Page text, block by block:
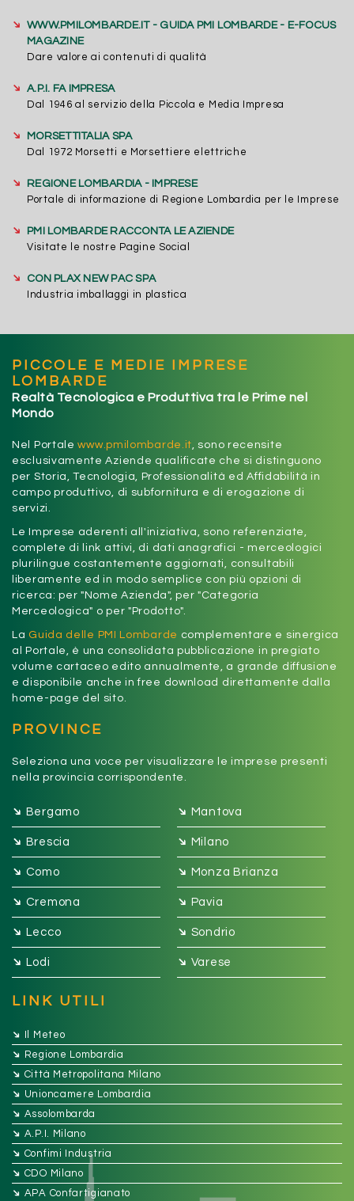
➔
WWW.PMILOMBARDE.IT - GUIDA PMI LOMBARDE - E-FOCUS
MAGAZINE
Dare valore ai contenuti di qualità
➔
A.P.I. FA IMPRESA
Dal 1946 al servizio della Piccola e Media Impresa
➔
MORSETTITALIA SPA
Dal 1972 Morsetti e Morsettiere elettriche
➔
REGIONE LOMBARDIA - IMPRESE
Portale di informazione di Regione Lombardia per le Imprese
➔
PMI LOMBARDE RACCONTA LE AZIENDE
Visitate le nostre Pagine Social
➔
CON PLAX NEW PAC SPA
Industria imballaggi in plastica
PICCOLE E MEDIE IMPRESE
LOMBARDE
Realtà Tecnologica e Produttiva tra le Prime nel
Mondo
Nel Portalewww.pmilombarde.it, sono recensite
esclusivamente Aziende qualificate che si distinguono
per Storia, Tecnologia, Professionalità ed Affidabilità in
campo produttivo, di subfornitura e di erogazione di
servizi.
Le Imprese aderenti all'iniziativa, sono referenziate,
complete di link attivi, di dati anagrafici - merceologici
plurilingue costantemente aggiornati, consultabili
liberamente ed in modo semplice con più opzioni di
ricerca: per "Nome Azienda", per "Categoria
Merceologica" o per "Prodotto".
La Guida delle PMI Lombarde complementare e sinergica
al Portale, è una consolidata pubblicazione in pregiato
volume cartaceo edito annualmente, a grande diffusione
e disponibile anche in free download direttamente dalla
home-page del sito.
PROVINCE
Seleziona una voce per visualizzare le imprese presenti
nella provincia corrispondente.
➔ Bergamo ➔ Mantova
➔ Brescia ➔ Milano
➔ Como ➔ Monza Brianza
➔ Cremona ➔ Pavia
➔ Lecco ➔ Sondrio
➔ Lodi ➔ Varese
LINK UTILI
➔ Il Meteo
➔ Regione Lombardia
➔ Città Metropolitana Milano
➔ Unioncamere Lombardia
➔ Assolombarda
➔ A.P.I. Milano
➔ Confimi Industria
➔ CDO Milano
➔ APA Confartigianato